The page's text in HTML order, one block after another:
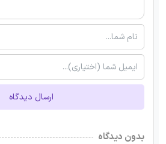
ارسال دیدگاه
بدون دیدگاه